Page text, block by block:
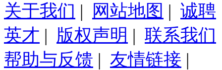
关于我们 | 网站地图 | 诚聘
英才 | 版权声明 | 联系我们
帮助与反馈 | 友情链接 |